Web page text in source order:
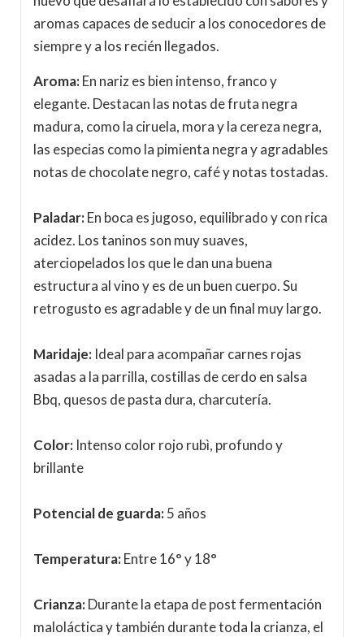
aromas capaces de seducir a los conocedores de
siempre y a los recién llegados.
Aroma:En nariz es bien intenso, franco y
elegante. Destacan las notas de fruta negra
madura, como la ciruela, mora y la cereza negra,
las especias como la pimienta negra y agradables
notas de chocolate negro, café y notas tostadas.
Paladar:En boca es jugoso, equilibrado y con rica
acidez. Los taninos son muy suaves,
aterciopelados los que le dan una buena
estructura al vino y es de un buen cuerpo. Su
retrogusto es agradable y de un final muy largo.
Maridaje: Ideal para acompañar carnes rojas
asadas a la parrilla, costillas de cerdo en salsa
Bbq, quesos de pasta dura, charcutería.
Color: Intenso color rojo rubì, profundo y
brillante
Potencial de guarda:5 años
Temperatura:Entre 16° y 18°
Crianza:Durante la etapa de post fermentación
maloláctica y también durante toda la crianza, el